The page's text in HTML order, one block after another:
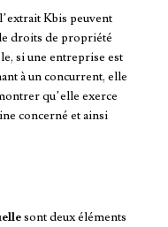
Kbis peuvent
droits de propriété
si une entreprise est
à un concurrent, elle
qu’elle exerce
concerné et ainsi
sont deux éléments